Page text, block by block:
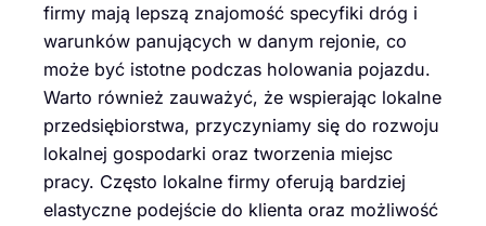
firmy mają lepszą znajomość specyfiki dróg i
warunków panujących w danym rejonie, co
może być istotne podczas holowania pojazdu.
Warto również zauważyć, że wspierając lokalne
przedsiębiorstwa, przyczyniamy się do rozwoju
lokalnej gospodarki oraz tworzenia miejsc
pracy. Często lokalne firmy oferują bardziej
elastyczne podejście do klienta oraz możliwość